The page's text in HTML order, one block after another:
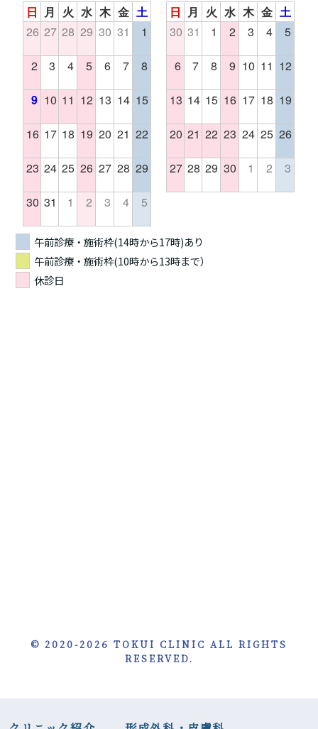
日 月 火 水 木 金 土
26 27 28 29 30 31 1
2 3 4 5 6 7 8
9 10 11 12 13 14 15
16 17 18 19 20 21 22
23 24 25 26 27 28 29
30 31 1 2 3 4 5
日 月 火 水 木 金 土
30 31 1 2 3 4 5
6 7 8 9 10 11 12
13 14 15 16 17 18 19
20 21 22 23 24 25 26
27 28 29 30 1 2 3
午前診療・施術枠(14時から17時)あり
午前診療・施術枠(10時から13時まで）
休診日
© 2020-2026 TOKUI CLINIC ALL RIGHTS
RESERVED.